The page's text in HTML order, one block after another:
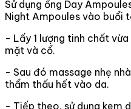
Sử dụng ống Day
Night Ampoules vào buổi
- Lấy 1 lượng tinh chất
mặt và cổ.
- Sau đó massage nhẹ
thẩm thấu hết vào da.
- Tiếp theo, sử dụng kem